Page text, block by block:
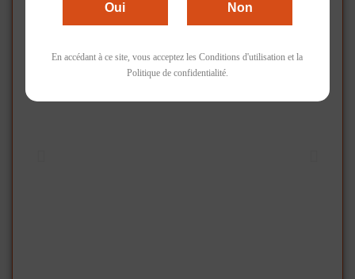
Oui Non
En accédant à ce site, vous acceptez les Conditions d'utilisation et la
Politique de confidentialité.